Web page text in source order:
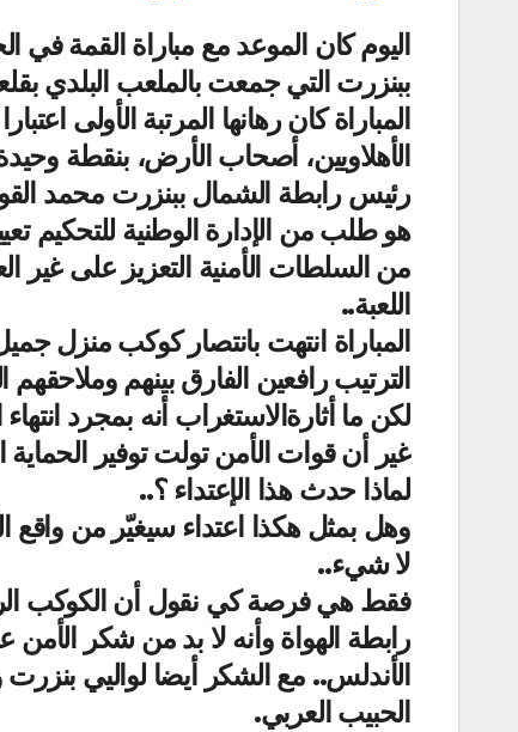
اليوم كان الموعد مع مباراة القمة
ببنزرت التي جمعت بالملعب البلدي
المباراة كان رهانها المرتبة الأولى
الأهلاويين، أصحاب الأرض، بنقطة
رئيس رابطة الشمال ببنزرت محمد
هو طلب من الإدارة الوطنية للتحكيم
من السلطات الأمنية التعزيز على غير
اللعبة..
الترتيب رافعين الفارق بينهم
لكن ما أثارةالاستغراب أنه بمجرد
غير أن قوات الأمن تولت توفير
لماذا حدث هذا الإعتداء ؟..
وهل بمثل هكذا اعتداء سيغيّر من واقع
لا شيء..
فقط هي فرصة كي نقول أن الكوكب
رابطة الهواة وأنه لا بد من شكر
الأندلس.. مع الشكر أيضا لواليي بنزرت
الحبيب العربي.